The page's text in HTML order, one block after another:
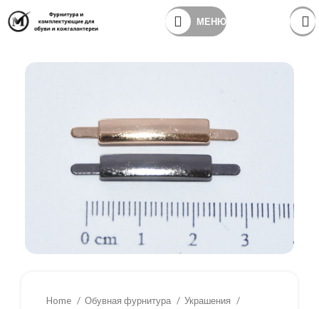
МЕНЮ
Home Обувная фурнитура
Украшения